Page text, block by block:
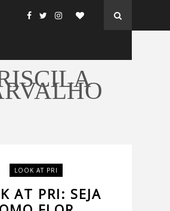
LOOK AT PRI
AT PRI: SEJA